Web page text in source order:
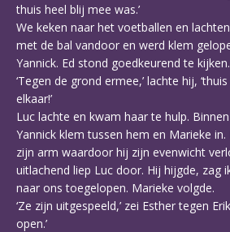
thuis heel blij mee was.’
We keken naar het voetballen en
met de bal vandoor en werd klem
Yannick. Ed stond goedkeurend te kijken.
‘Tegen de grond ermee,’ lachte hij,
elkaar!’
Luc lachte en kwam haar te hulp.
Yannick klem tussen hem en Marieke
zijn arm waardoor hij zijn evenwicht
uitlachend liep Luc door. Hij hijgde, zag
naar ons toegelopen. Marieke volgde.
‘Ze zijn uitgespeeld,’ zei Esther tegen
open.’